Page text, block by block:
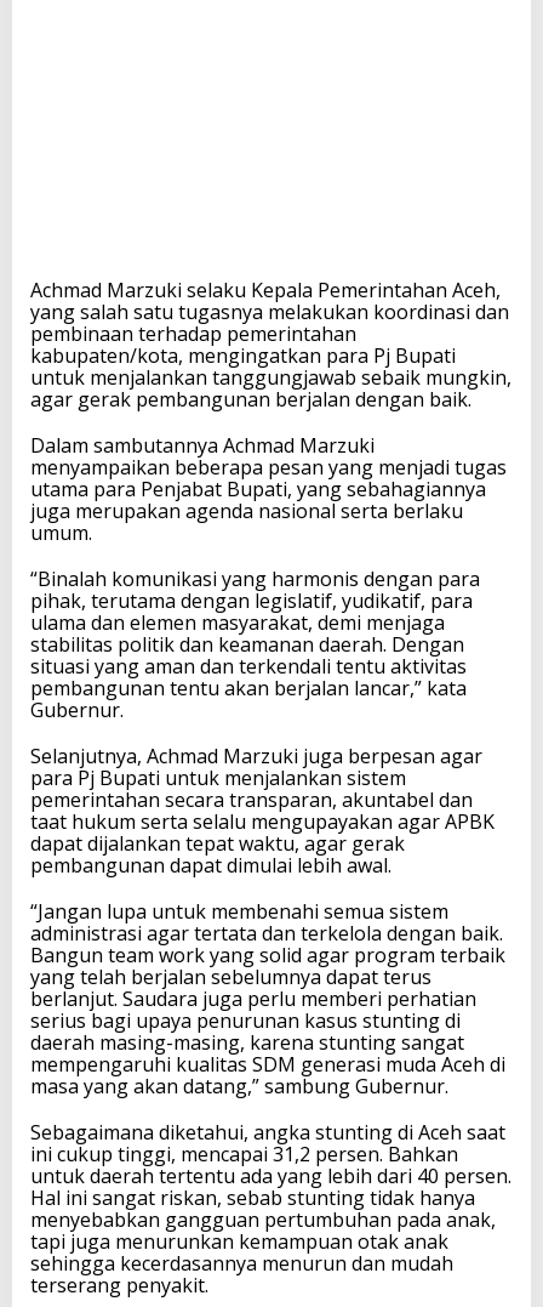
Achmad Marzuki selaku Kepala Pemerintahan Aceh,
yang salah satu tugasnya melakukan koordinasi dan
pembinaan terhadap pemerintahan
kabupaten/kota, mengingatkan para Pj Bupati
untuk menjalankan tanggungjawab sebaik mungkin,
agar gerak pembangunan berjalan dengan baik.
Dalam sambutannya Achmad Marzuki
menyampaikan beberapa pesan yang menjadi tugas
utama para Penjabat Bupati, yang sebahagiannya
juga merupakan agenda nasional serta berlaku
umum.
“Binalah komunikasi yang harmonis dengan para
pihak, terutama dengan legislatif, yudikatif, para
ulama dan elemen masyarakat, demi menjaga
stabilitas politik dan keamanan daerah. Dengan
situasi yang aman dan terkendali tentu aktivitas
pembangunan tentu akan berjalan lancar,” kata
Gubernur.
Selanjutnya, Achmad Marzuki juga berpesan agar
para Pj Bupati untuk menjalankan sistem
pemerintahan secara transparan, akuntabel dan
taat hukum serta selalu mengupayakan agar APBK
dapat dijalankan tepat waktu, agar gerak
pembangunan dapat dimulai lebih awal.
“Jangan lupa untuk membenahi semua sistem
administrasi agar tertata dan terkelola dengan baik.
Bangun team work yang solid agar program terbaik
yang telah berjalan sebelumnya dapat terus
berlanjut. Saudara juga perlu memberi perhatian
serius bagi upaya penurunan kasus stunting di
daerah masing-masing, karena stunting sangat
mempengaruhi kualitas SDM generasi muda Aceh di
masa yang akan datang,” sambung Gubernur.
Sebagaimana diketahui, angka stunting di Aceh saat
ini cukup tinggi, mencapai 31,2 persen. Bahkan
untuk daerah tertentu ada yang lebih dari 40 persen.
Hal ini sangat riskan, sebab stunting tidak hanya
menyebabkan gangguan pertumbuhan pada anak,
tapi juga menurunkan kemampuan otak anak
sehingga kecerdasannya menurun dan mudah
terserang penyakit.